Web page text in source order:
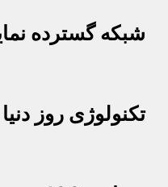
شبکه گسترده
تکنولوژی روز دنیا